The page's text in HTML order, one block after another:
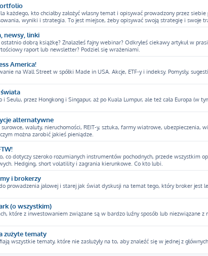
każdego, kto chciałby założyć własny temat i opisywać prowadzony przez
wyniki i strategia. To jest miejsce, żeby opisywać swoją strategię i swoje
newsy, linki
ostatnio dobrą książkę? Znalazłeś fajny webinar? Odkryłeś ciekawy artykuł w
raport lub newsletter? Podziel się wrażeniami.
America!
na Wall Street w spółki Made in USA. Akcje, ETF-y i indeksy. Pomysły,
i Seulu, przez Hongkong i Singapur, aż po Kuala Lumpur, ale też cała Europa (w
alternatywne
surowce, waluty, nieruchomości, REIT-y, sztuka, farmy wiatrowe, ubezpieczenia,
można zarobić jakieś pieniądze.
co dotyczy szeroko rozumianych instrumentów pochodnych, przede wszystkim
Hedging, short volatility i zagrania kierunkowe. Co kto lubi.
i brokerzy
prowadzenia jałowej i starej jak świat dyskusji na temat tego, który broker jest
(o wszystkim)
które z inwestowaniem związane są w bardzo luźny sposób lub niezwiązane z
zużyte tematy
wszystkie tematy, które nie zasłużyły na to, aby znaleźć się w jednej z